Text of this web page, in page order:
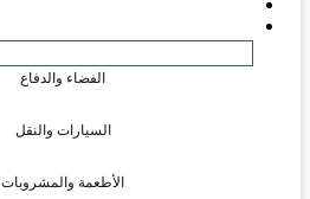
الفضاء والدفاع
السيارات والنقل
الأطعمة والمشروبات